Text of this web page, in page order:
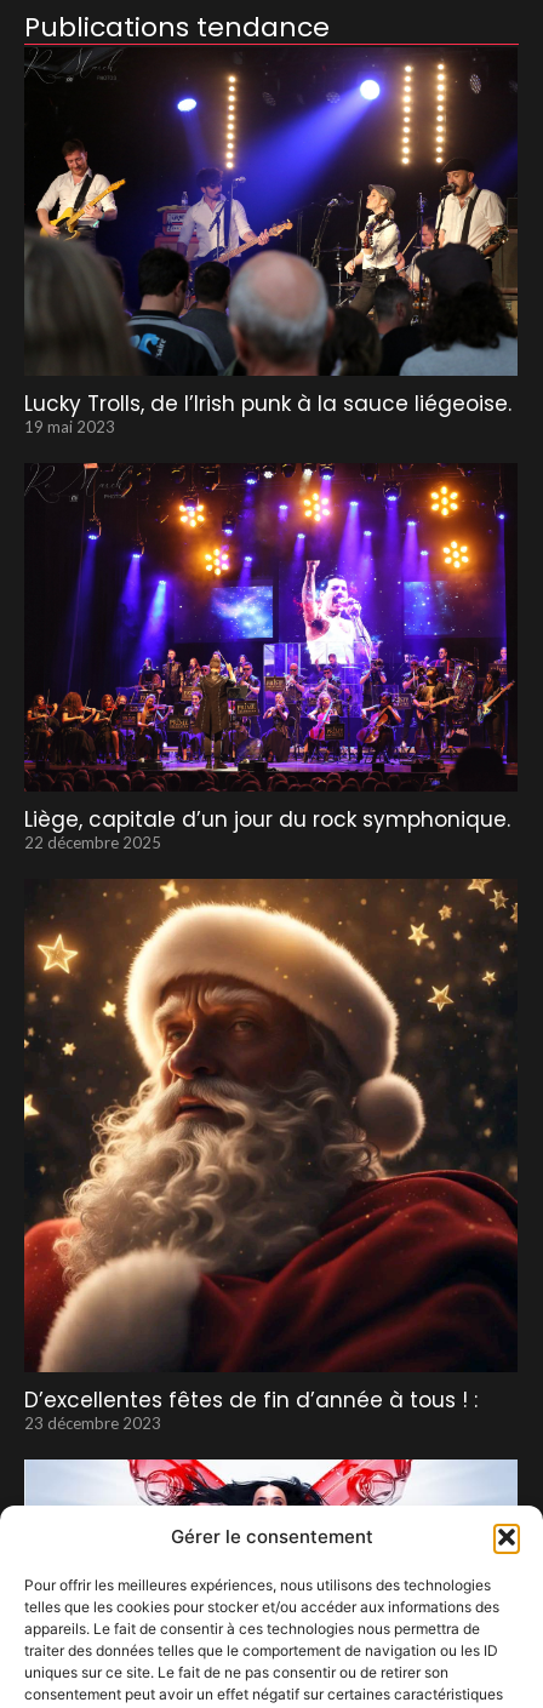
Gérer le consentement
Pour offrir les meilleures expériences, nous utilisons des technologies
telles que les cookies pour stocker et/ou accéder aux informations des
appareils. Le fait de consentir à ces technologies nous permettra de
traiter des données telles que le comportement de navigation ou les ID
uniques sur ce site. Le fait de ne pas consentir ou de retirer son
consentement peut avoir un effet négatif sur certaines caractéristiques
Publications tendance
Lucky Trolls, de l’Irish punk à la sauce liégeoise.
19 mai 2023
Liège, capitale d’un jour du rock symphonique.
22 décembre 2025
D’excellentes fêtes de fin d’année à tous ! :
23 décembre 2023